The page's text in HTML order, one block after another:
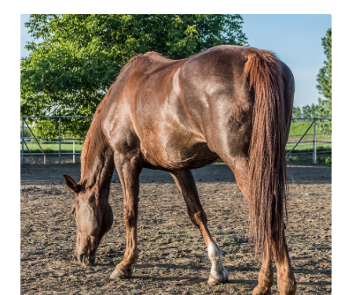
de veehouder van advies voorzien, zegt Erik
van Gestel van het Kennis- en Adviescentrum
Dierplagen (KAD).